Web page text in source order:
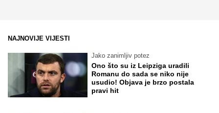
NAJNOVIJE VIJESTI
Jako zanimljiv potez
Ono što su iz Leipziga uradili
Romanu do sada se niko nije
usudio! Objava je brzo postala
pravi hit